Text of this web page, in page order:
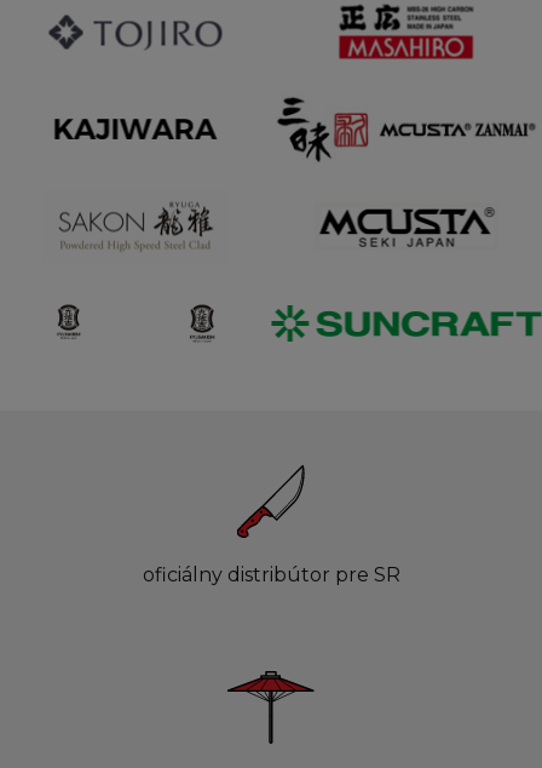
oficiálny distribútor pre SR